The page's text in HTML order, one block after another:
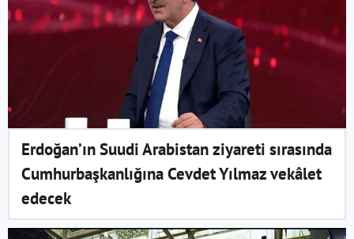
Erdoğan’ın Suudi Arabistan ziyareti sırasında
Cumhurbaşkanlığına Cevdet Yılmaz vekâlet
edecek